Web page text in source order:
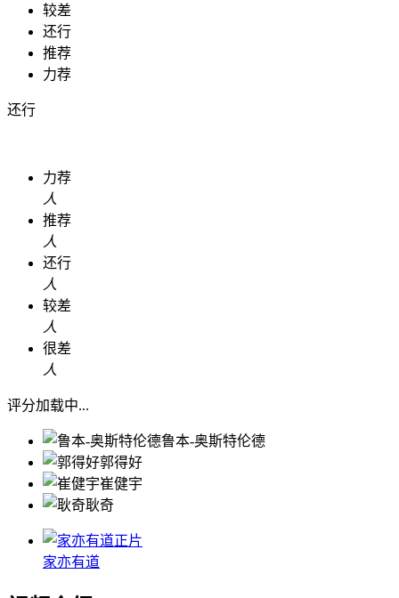
较差
还行
推荐
力荐
还行
力荐
人
推荐
人
还行
人
较差
人
很差
人
评分加载中...
鲁本-奥斯特伦德
郭得好
崔健宇
耿奇
正片
家亦有道